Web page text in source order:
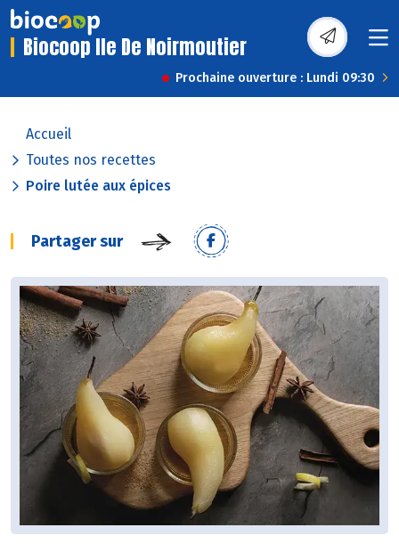
Biocoop Ile De Noirmoutier
Prochaine ouverture : Lundi 09:30
Accueil
Toutes nos recettes
Poire lutée aux épices
Partager sur